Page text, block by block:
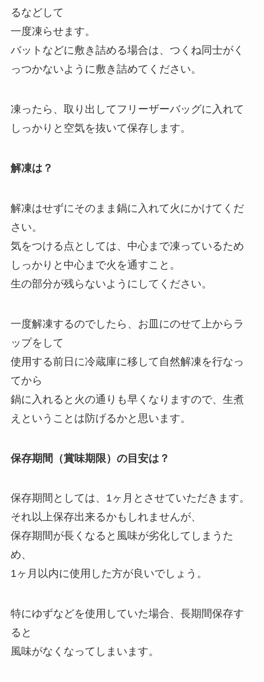
るなどして
一度凍らせます。
バットなどに敷き詰める場合は、つくね同士がく
っつかないように敷き詰めてください。
凍ったら、取り出してフリーザーバッグに入れて
しっかりと空気を抜いて保存します。
解凍は？
解凍はせずにそのまま鍋に入れて火にかけてくだ
さい。
気をつける点としては、中心まで凍っているため
しっかりと中心まで火を通すこと。
生の部分が残らないようにしてください。
一度解凍するのでしたら、お皿にのせて上からラ
ップをして
使用する前日に冷蔵庫に移して自然解凍を行なっ
てから
鍋に入れると火の通りも早くなりますので、生煮
えということは防げるかと思います。
保存期間（賞味期限）の目安は？
保存期間としては、1ヶ月とさせていただきます。
それ以上保存出来るかもしれませんが、
保存期間が長くなると風味が劣化してしまうた
め、
1ヶ月以内に使用した方が良いでしょう。
特にゆずなどを使用していた場合、長期間保存す
ると
風味がなくなってしまいます。